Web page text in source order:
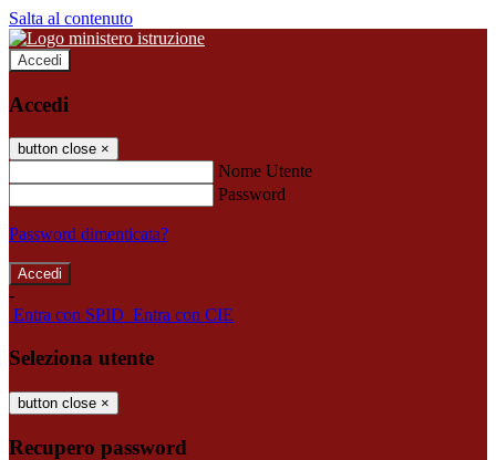
Salta al contenuto
Accedi
Accedi
button close ×
Nome Utente
Password
Password dimenticata?
-
Entra con SPID Entra con CIE
Seleziona utente
button close ×
Recupero password